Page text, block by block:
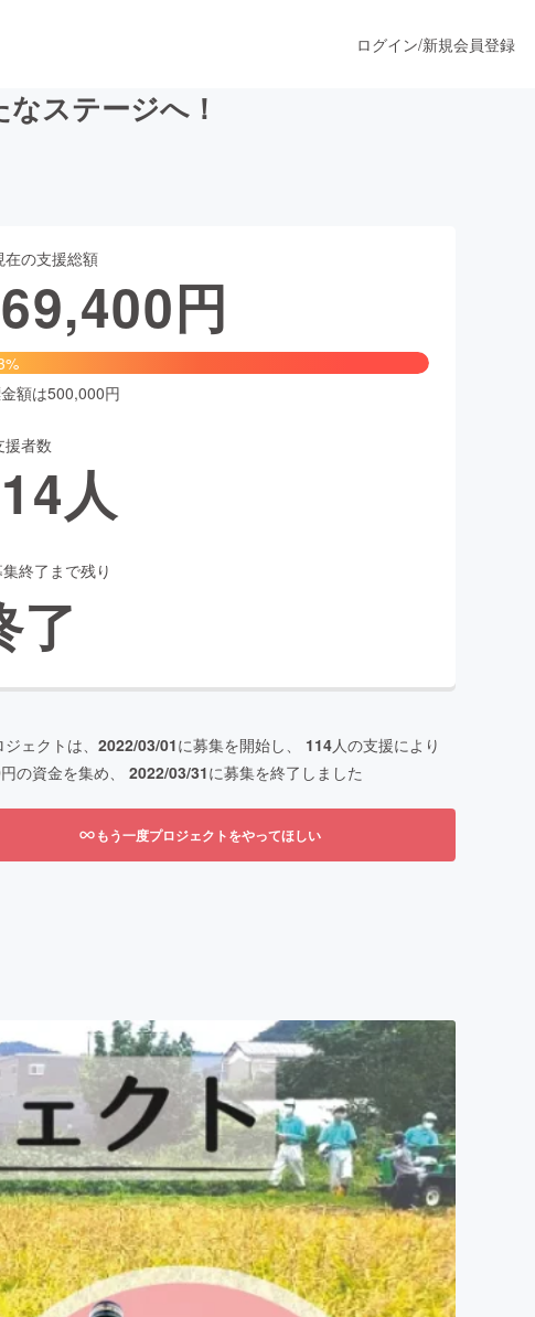
ス
ファッション
ケア
ログイン/新規会員登録
ステージへ！
在の支援総額
円
額は500,000円
援者数
人
終了まで残り
了
ェクトは、 2022/03/01に募集を開始し、 114人の支援により
円の資金を集め、 2022/03/31に募集を終了しました
もう一度プロジェクトをやってほしい